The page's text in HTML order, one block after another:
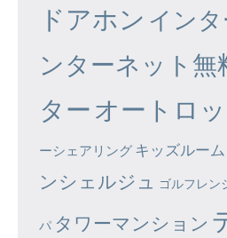
ドアホン イン
ンターネット無
ター オートロ
ーシェアリング キッズルーム
ンシェルジュ
ゴルフレン
パ タワーマンション